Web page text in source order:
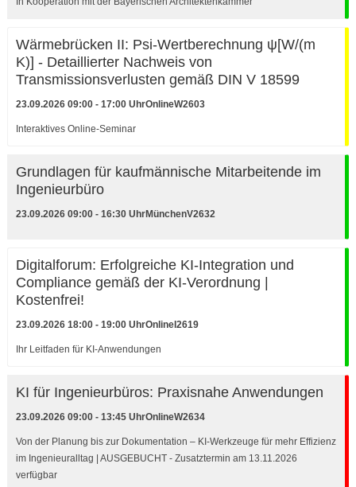
Wärmebrücken II: Psi-Wertberechnung ψ[W/(m
K)] - Detaillierter Nachweis von
Transmissionsverlusten gemäß DIN V 18599
23.09.2026 09:00 - 17:00 UhrOnlineW2603
Interaktives Online-Seminar
Grundlagen für kaufmännische Mitarbeitende im
Ingenieurbüro
23.09.2026 09:00 - 16:30 UhrMünchenV2632
Digitalforum: Erfolgreiche KI-Integration und
Compliance gemäß der KI-Verordnung |
Kostenfrei!
23.09.2026 18:00 - 19:00 UhrOnlineI2619
Ihr Leitfaden für KI-Anwendungen
KI für Ingenieurbüros: Praxisnahe Anwendungen
23.09.2026 09:00 - 13:45 UhrOnlineW2634
Von der Planung bis zur Dokumentation – KI-Werkzeuge für mehr Effizienz
im Ingenieuralltag | AUSGEBUCHT - Zusatztermin am 13.11.2026
verfügbar